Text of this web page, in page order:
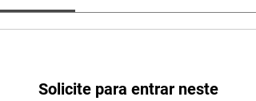
Solicite para entrar neste